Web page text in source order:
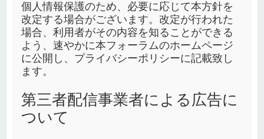
個人情報保護のため、必要に応じて本方針を
改定する場合がございます。改定が行われた
場合、利用者がその内容を知ることができる
よう、速やかに本フォーラムのホームページ
に公開し、プライバシーポリシーに記載致し
ます。
第三者配信事業者による広告に
ついて